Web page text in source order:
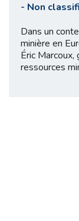
- Non
Dans un
minière en
Éric
ressources